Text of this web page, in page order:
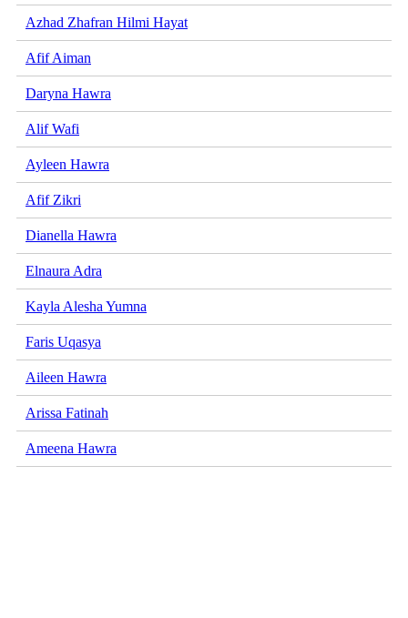
Azhad Zhafran Hilmi Hayat
Afif Aiman
Daryna Hawra
Alif Wafi
Ayleen Hawra
Afif Zikri
Dianella Hawra
Elnaura Adra
Kayla Alesha Yumna
Faris Uqasya
Aileen Hawra
Arissa Fatinah
Ameena Hawra